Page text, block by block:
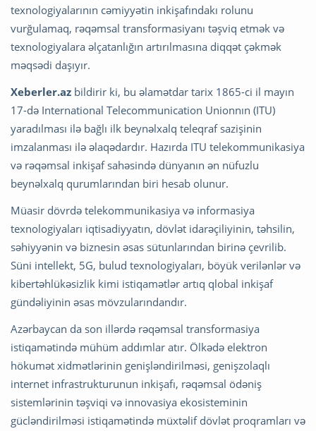
texnologiyalarının cəmiyyətin inkişafındakı rolunu
vurğulamaq, rəqəmsal transformasiyanı təşviq etmək və
texnologiyalara əlçatanlığın artırılmasına diqqət çəkmək
məqsədi daşıyır.
Xeberler.az bildirir ki, bu əlamətdar tarix 1865-ci il mayın
17-də International Telecommunication Unionnın (ITU)
yaradılması ilə bağlı ilk beynəlxalq teleqraf sazişinin
imzalanması ilə əlaqədardır. Hazırda ITU telekommunikasiya
və rəqəmsal inkişaf sahəsində dünyanın ən nüfuzlu
beynəlxalq qurumlarından biri hesab olunur.
Müasir dövrdə telekommunikasiya və informasiya
texnologiyaları iqtisadiyyatın, dövlət idarəçiliyinin, təhsilin,
səhiyyənin və biznesin əsas sütunlarından birinə çevrilib.
Süni intellekt, 5G, bulud texnologiyaları, böyük verilənlər və
kibertəhlükəsizlik kimi istiqamətlər artıq qlobal inkişaf
gündəliyinin əsas mövzularındandır.
Azərbaycan da son illərdə rəqəmsal transformasiya
istiqamətində mühüm addımlar atır. Ölkədə elektron
hökumət xidmətlərinin genişləndirilməsi, genişzolaqlı
internet infrastrukturunun inkişafı, rəqəmsal ödəniş
sistemlərinin təşviqi və innovasiya ekosisteminin
gücləndirilməsi istiqamətində müxtəlif dövlət proqramları və